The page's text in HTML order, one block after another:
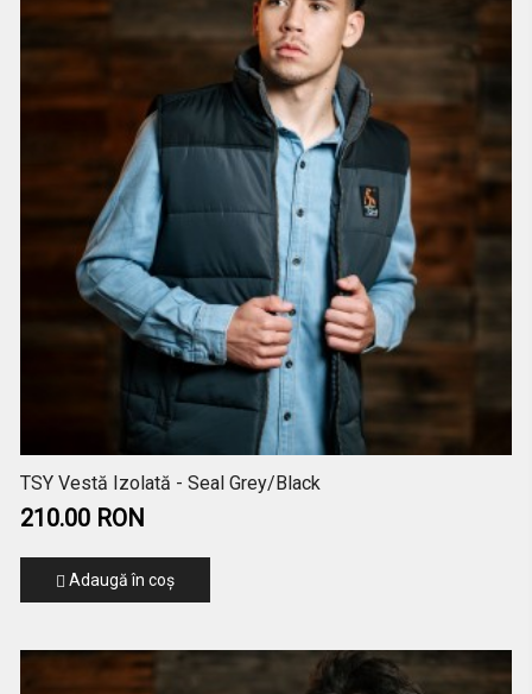
TSY Vestă Izolată - Seal Grey/Black
210.00 RON
Adaugă în coş